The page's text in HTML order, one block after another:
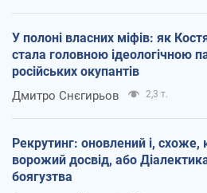
У полоні власних міфів: як
стала головною ідеологічною
російських окупантів
Дмитро Снєгирьов 2,3 т.
Рекрутинг: оновлений і, схоже,
ворожий досвід, або
боягузтва